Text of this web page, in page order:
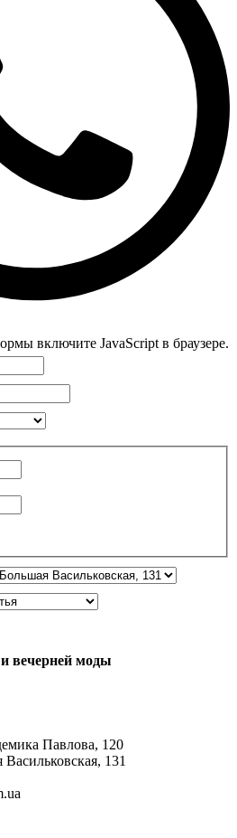
включите JavaScript в браузере.
вечерней моды
Павлова, 120
131